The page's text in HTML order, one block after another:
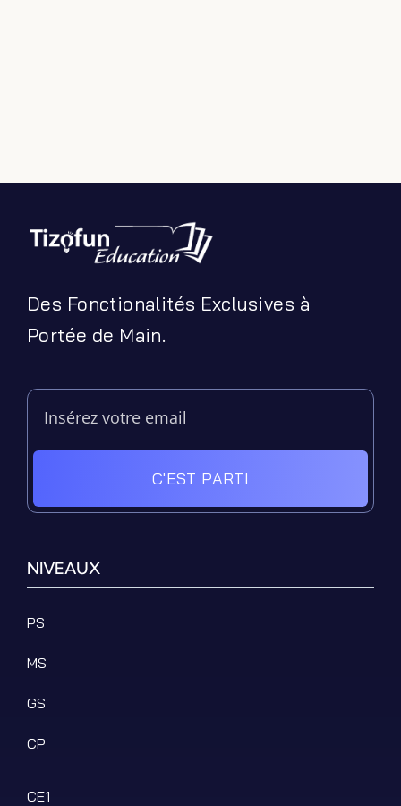
Des Fonctionalités Exclusives à
Portée de Main.
C'EST PARTI
NIVEAUX
PS
MS
GS
CP
CE1
Matières
Articles de Blog